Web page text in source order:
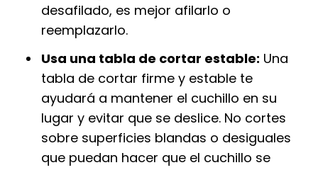
desafilado, es mejor afilarlo o
reemplazarlo.
Usa una tabla de cortar estable: Una
tabla de cortar firme y estable te
ayudará a mantener el cuchillo en su
lugar y evitar que se deslice. No cortes
sobre superficies blandas o desiguales
que puedan hacer que el cuchillo se